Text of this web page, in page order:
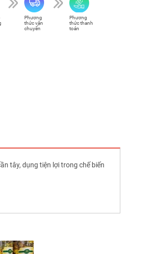
Phương
thức vận
chuyển
Phương
thức thanh
toán
tây, dụng tiện lợi trong chế biến